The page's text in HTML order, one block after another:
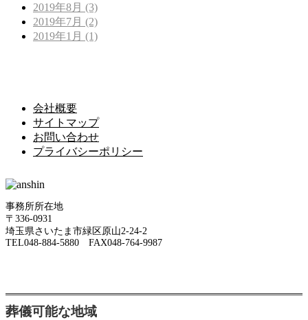
2019年8月 (3)
2019年7月 (2)
2019年1月 (1)
会社概要
サイトマップ
お問い合わせ
プライバシーポリシー
事務所所在地
〒336-0931
埼玉県さいたま市緑区原山2-24-2
TEL048-884-5880 FAX048-764-9987
葬儀可能な地域